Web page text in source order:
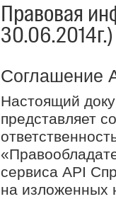
Правовая
30.06.2014г.)
Соглашение
Настоящий
представляет
сервиса API
на изложенных